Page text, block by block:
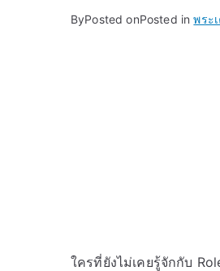
ByPosted onPosted inพระ
ใครที่ยังไม่เคยรู้จักกับ